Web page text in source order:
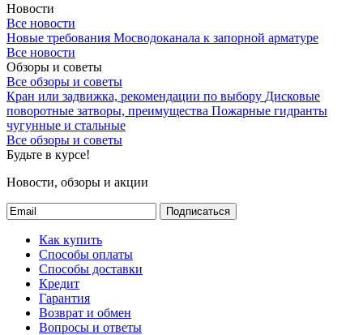
Новости
Все новости
Новые требования Мосводоканала к запорной арматуре
Все новости
Обзоры и советы
Все обзоры и советы
Кран или задвижка, рекомендации по выбору Дисковые
поворотные затворы, преимущества Пожарные гидранты
чугунные и стальные
Все обзоры и советы
Будьте в курсе!
Новости, обзоры и акции
Подписаться
Как купить
Способы оплаты
Способы доставки
Кредит
Гарантия
Возврат и обмен
Вопросы и ответы